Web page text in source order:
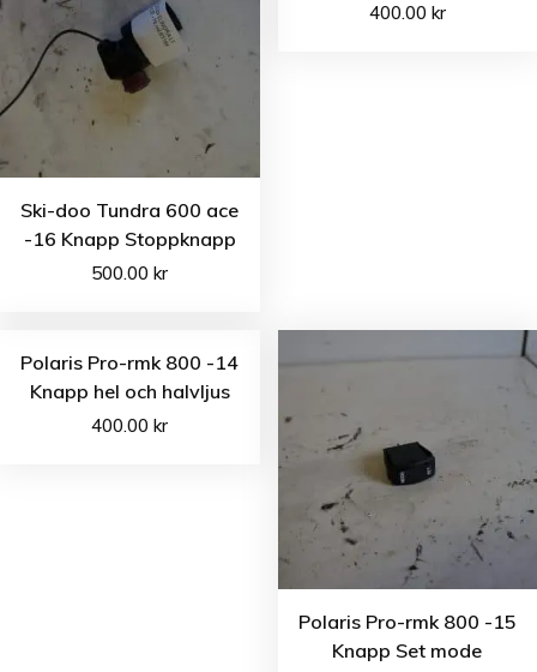
Ski-doo Tundra 600 ace
-16 Knapp Stoppknapp
500.00kr
400.00 kr
Polaris Pro-rmk 800 -14
Knapp hel och halvljus
400.00kr
Polaris Pro-rmk 800 -15
Knapp Set mode